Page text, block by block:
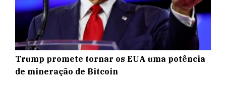
Trump promete tornar os EUA uma potência
de mineração de Bitcoin